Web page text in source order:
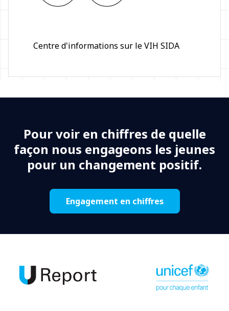
Centre d'informations sur le VIH SIDA
Pour voir en chiffres de quelle
façon nous engageons les jeunes
pour un changement positif.
Engagement en chiffres